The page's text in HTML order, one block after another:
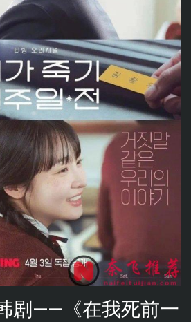
剧——《在我死前一